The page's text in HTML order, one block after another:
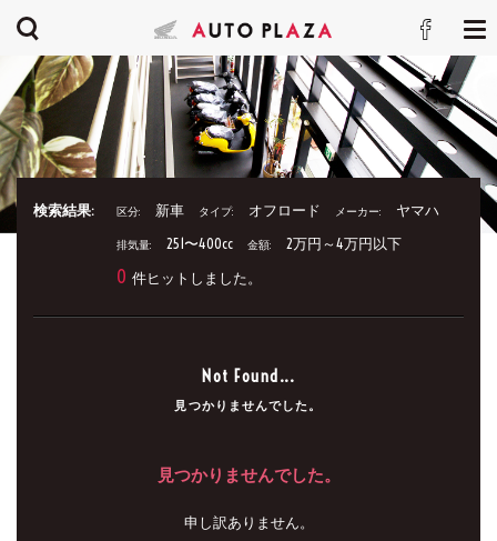
検索結果: 区分: 新車 タイプ: オフロード メーカー: ヤマハ
排気量: 251〜400cc 金額: 2万円～4万円以下
0 件ヒットしました。
Not Found...
見つかりませんでした。
見つかりませんでした。
申し訳ありません。